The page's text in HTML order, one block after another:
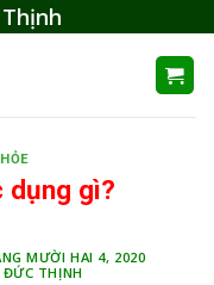
dụng gì?
MƯỜI HAI 4, 2020
THỊNH